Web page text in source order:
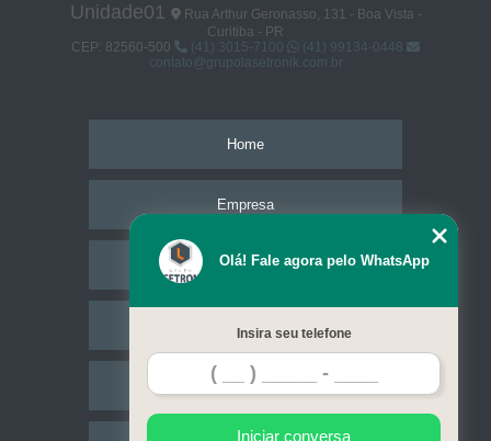
Unidade01
Rua Arthur Geronasso, 131 - Boa Vista -
Curitiba - PR
CEP: 82560-500
(41) 3015-7100
(41) 99134-0448
contato@grupolasetronik.com.br
Home
Empresa
Missão
Serviços
Contato
Olá! Fale agora pelo WhatsApp
Insira seu telefone
Iniciar conversa